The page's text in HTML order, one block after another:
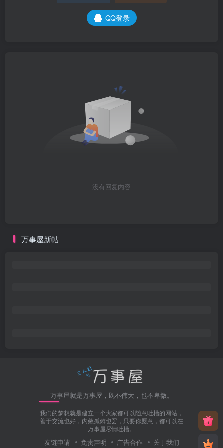
QQ登录
没有回复内容
万事屋新帖
万事屋就是万事屋，既不伟大，也不卑微。
我们的梦想就是建立一个大家都可以随意吐槽的网站，
善于交流也好，内敛孤僻也罢，只要你愿意，都可以在
万事屋尽情吐槽。
友链申请 免责声明 广告合作 关于我们